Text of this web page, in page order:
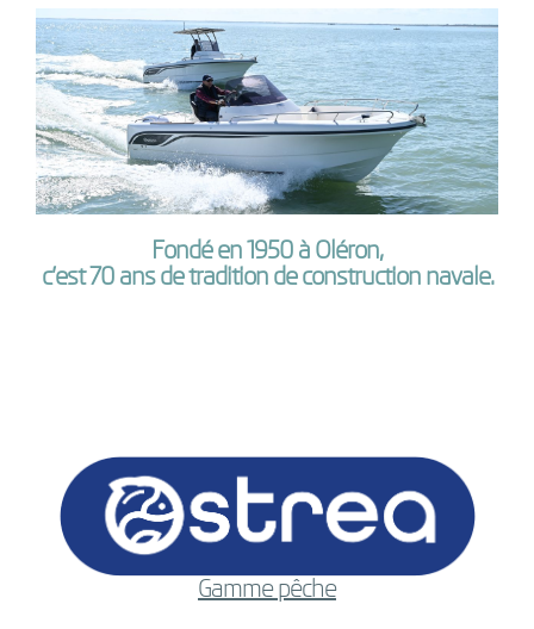
Fondé en 1950 à Oléron,
c’est 70 ans de tradition de construction navale.
Gamme pêche